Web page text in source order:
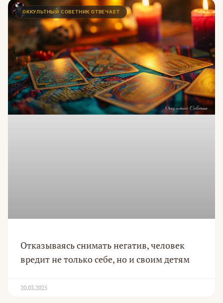
ОККУЛЬТНЫЙ СОВЕТНИК ОТВЕЧАЕТ
Отказываясь снимать негатив, человек
вредит не только себе, но и своим детям
20.03.2025